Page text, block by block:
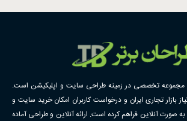
مجموعه تخصصی در زمینه طراحی سایت و اپلیکیشن است.
بازار تجاری ایران و درخواست کاربران امکان خرید سایت و
صورت آنلاین فراهم کرده است. ارائه آنلاین و طراحی آماده